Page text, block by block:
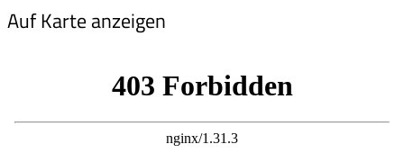
Auf Karte anzeigen